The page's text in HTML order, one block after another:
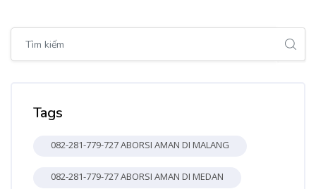
Tags
082-281-779-727 ABORSI AMAN DI MALANG
082-281-779-727 ABORSI AMAN DI MEDAN